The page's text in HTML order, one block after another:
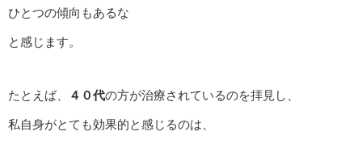
ひとつの傾向もあるな
と感じます。
たとえば、 ４０代の方が治療されているのを拝見し、
私自身がとても効果的と感じるのは、